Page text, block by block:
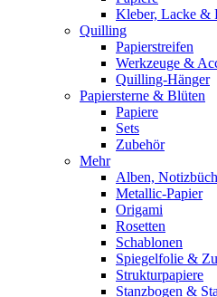
Kleber, Lacke &
Quilling
Papierstreifen
Werkzeuge &
Quilling-Hänger
Papiersterne & Blüten
Papiere
Sets
Zubehör
Mehr
Alben,
Metallic-Papier
Origami
Rosetten
Schablonen
Spiegelfolie &
Strukturpapiere
Stanzbogen &